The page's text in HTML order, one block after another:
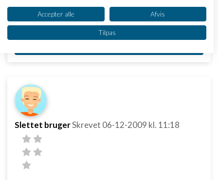
deres egen navlenullermænd, end forsøge
at diskutere holdninger til vigtige ting.....
Slettet brugerSkrevet 06-12-2009 kl. 11:18
Se partnerliste (2 IAB-leverandører)
Vi bruger dine data til følgende formål:
IAB's behandlingsformål:
Opbevare og/eller tilgå oplysninger på en
annoncering
Oprette profiler til tilpasset annoncering
Bruge profiler til at vælge tilpasset
annoncering
Oprette profiler for at tilpasse indhold
Accepter alle Afvis
Tilpas